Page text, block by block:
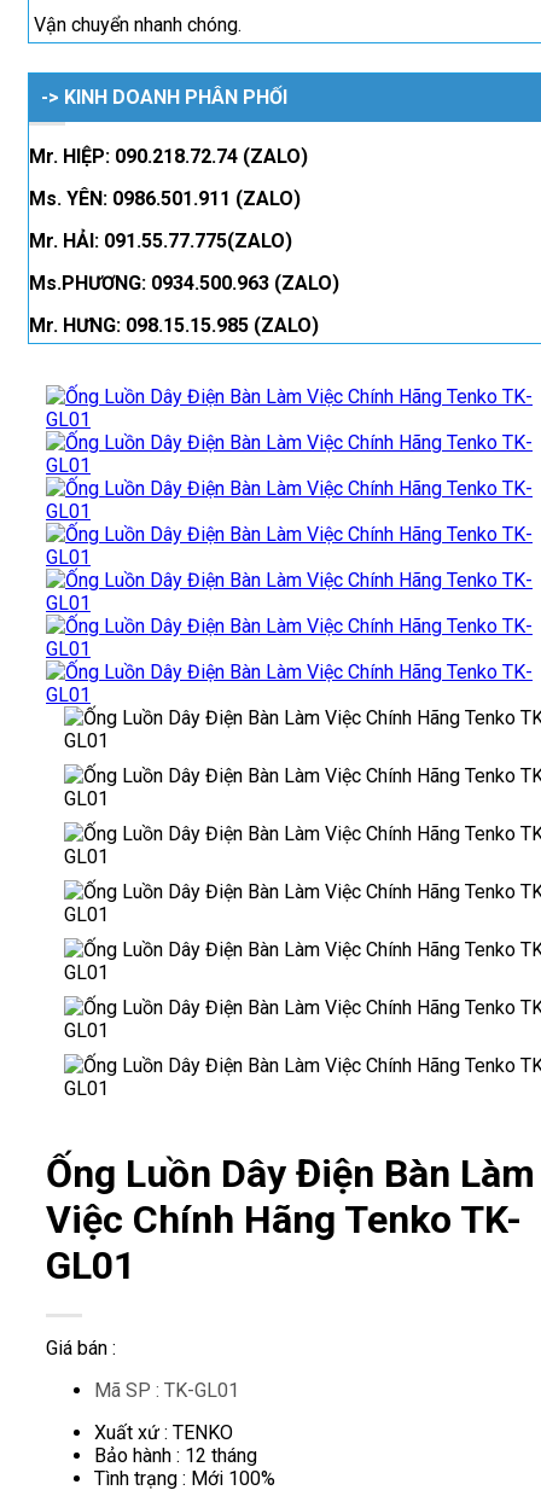
Vận chuyển nhanh chóng.
-> KINH DOANH PHÂN PHỐI
Mr. HIỆP: 090.218.72.74 (ZALO)
Ms. YÊN: 0986.501.911 (ZALO)
Mr. HẢI: 091.55.77.775(ZALO)
Ms.PHƯƠNG: 0934.500.963 (ZALO)
Mr. HƯNG: 098.15.15.985 (ZALO)
Ống Luồn Dây Điện Bàn Làm
Việc Chính Hãng Tenko TK-
GL01
Giá bán :
Mã SP : TK-GL01
Xuất xứ : TENKO
Bảo hành : 12 tháng
Tình trạng : Mới 100%